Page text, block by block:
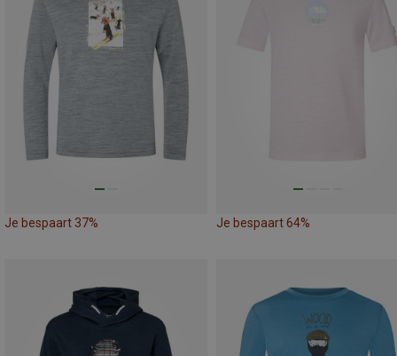
Je bespaart 37% Je bespaart 64%